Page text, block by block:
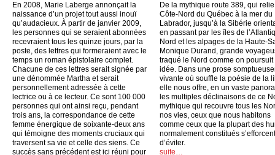
En 2008, Marie Laberge annonçait la
naissance d’un projet tout aussi inouï
qu’audacieux. À partir de janvier 2009,
les personnes qui se seraient abonnées
recevraient tous les quinze jours, par la
poste, des lettres qui formeraient avec le
temps un roman épistolaire complet.
Chacune de ces lettres serait signée par
une dénommée Martha et serait
personnellement adressée à cette
lectrice ou à ce lecteur. Ce sont 100 000
personnes qui ont ainsi reçu, pendant
trois ans, la correspondance de cette
femme énergique de soixante-deux ans
qui témoigne des moments cruciaux qui
traversent sa vie et celle des siens. Ce
succès sans précédent est ici réuni pour
De la mythique route 389, qui
Côte-Nord du Québec à la mer du
Labrador, jusqu’à la Sibérie
en passant par les îles de
Nord et les alpages de la Haute-
Monique Durand, grande
traqué le Nord comme on poursuit
idée. Dans une prose
vivante où souffle la poésie de la
elle nous offre, en un vaste
les multiples déclinaisons de ce
mythique qui recouvre tous les
nos vies, ceux que nous habitons
comme ceux que la plupart des
normalement constitués s’efforcent
d’éviter.
suite…